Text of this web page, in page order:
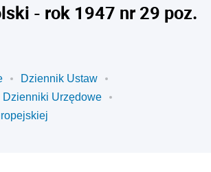
- rok 1947 nr 29 poz.
Dziennik Ustaw
Dzienniki Urzędowe